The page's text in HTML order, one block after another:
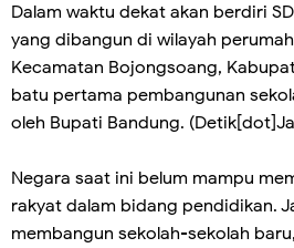
Dalam waktu dekat akan berdiri
yang dibangun di wilayah
Kecamatan Bojongsoang,
batu pertama pembangunan
oleh Bupati Bandung.
Negara saat ini belum mampu
rakyat dalam bidang pendidikan.
membangun sekolah-sekolah